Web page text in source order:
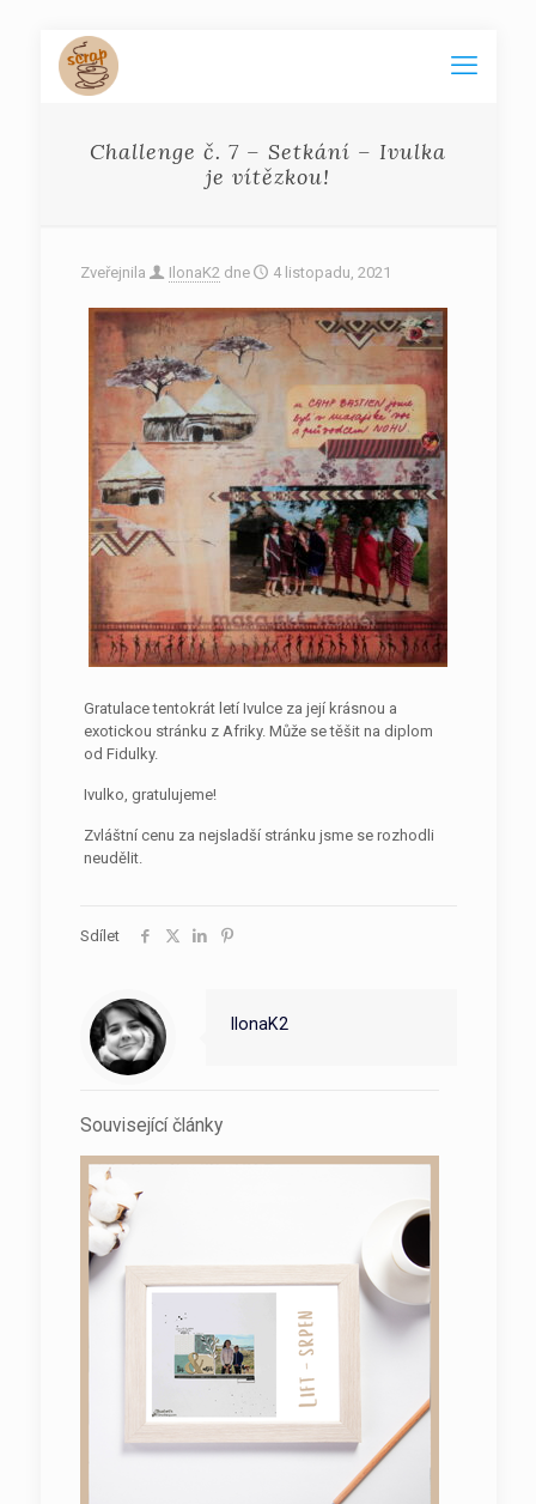
Challenge č. 7 – Setkání – Ivulka
je vítězkou!
Zveřejnila IlonaK2 dne 4 listopadu, 2021
Gratulace tentokrát letí Ivulce za její krásnou a
exotickou stránku z Afriky. Může se těšit na diplom
od Fidulky.
Ivulko, gratulujeme!
Zvláštní cenu za nejsladší stránku jsme se rozhodli
neudělit.
Sdílet
IlonaK2
Související články